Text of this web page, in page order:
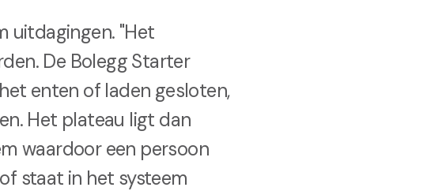
uitdagingen. "Het
De Bolegg Starter
enten of laden gesloten,
Het plateau ligt dan
waardoor een persoon
staat in het systeem